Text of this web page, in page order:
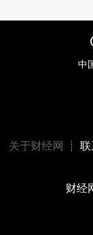
中
关于财经网 ┊ 联
财经